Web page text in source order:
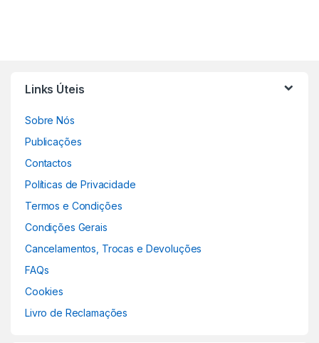
Links Úteis
Sobre Nós
Publicações
Contactos
Políticas de Privacidade
Termos e Condições
Condições Gerais
Cancelamentos, Trocas e Devoluções
FAQs
Cookies
Livro de Reclamações